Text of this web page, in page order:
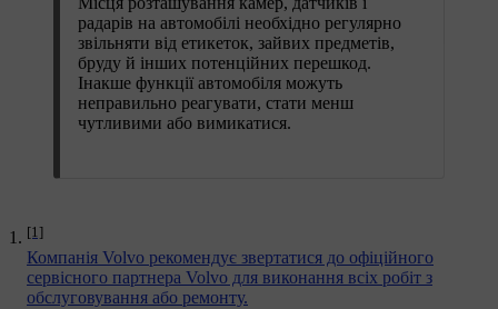
радарів на автомобілі необхідно регулярно
звільняти від етикеток, зайвих предметів,
бруду й інших потенційних перешкод.
Інакше функції автомобіля можуть
неправильно реагувати, стати менш
чутливими або вимикатися.
[1]
Компанія Volvo рекомендує звертатися до офіційного
сервісного партнера Volvo для виконання всіх робіт з
обслуговування або ремонту.